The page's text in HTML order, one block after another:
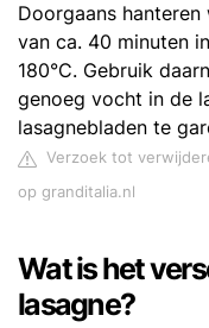
Doorgaans
van ca. 40 minuten
180°C. Gebruik
genoeg vocht in de
lasagnebladen te
Verzoek tot
op granditalia.nl
Wat is het
lasagne?